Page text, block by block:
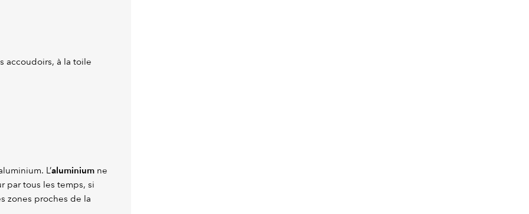
accoudoirs, à la toile
L’aluminium ne
par tous les temps, si
zones proches de la